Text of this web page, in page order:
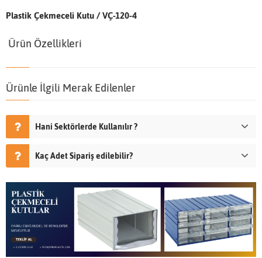
Plastik Çekmeceli Kutu / VÇ-120-4
Ürün Özellikleri
Ürünle İlgili Merak Edilenler
Hani Sektörlerde Kullanılır ?
Kaç Adet Sipariş edilebilir?